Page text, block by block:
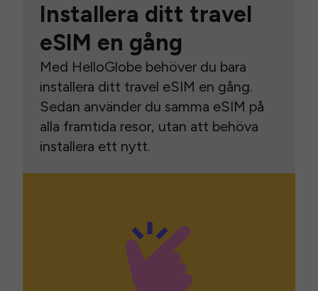
Installera ditt travel
eSIM en gång
Med HelloGlobe behöver du bara
installera ditt travel eSIM en gång.
Sedan använder du samma eSIM på
alla framtida resor, utan att behöva
installera ett nytt.